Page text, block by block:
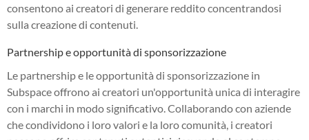
consentono ai creatori di generare reddito concentrandosi
sulla creazione di contenuti.
Partnership e opportunità di sponsorizzazione
Le partnership e le opportunità di sponsorizzazione in
Subspace offrono ai creatori un'opportunità unica di interagire
con i marchi in modo significativo. Collaborando con aziende
che condividono i loro valori e la loro comunità, i creatori